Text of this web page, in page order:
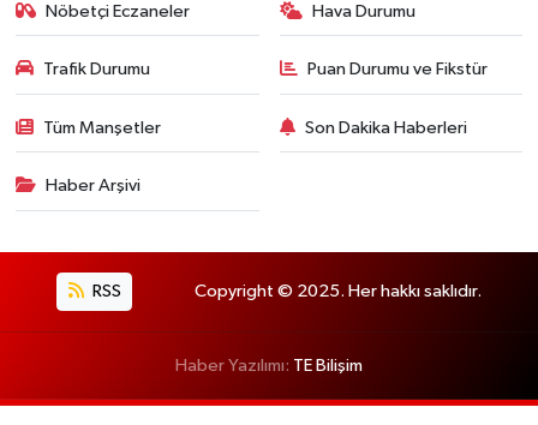
Nöbetçi Eczaneler Hava Durumu
Trafik Durumu Puan Durumu ve Fikstür
Tüm Manşetler Son Dakika Haberleri
Haber Arşivi
RSS Copyright © 2025. Her hakkı saklıdır.
Haber Yazılımı: TE Bilişim